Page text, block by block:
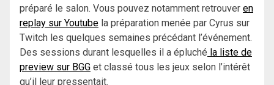
préparé le salon. Vous pouvez notamment retrouver en
replay sur Youtube la préparation menée par Cyrus sur
Twitch les quelques semaines précédant l’événement.
Des sessions durant lesquelles il a épluché la liste de
preview sur BGG et classé tous les jeux selon l’intérêt
qu’il leur pressentait.